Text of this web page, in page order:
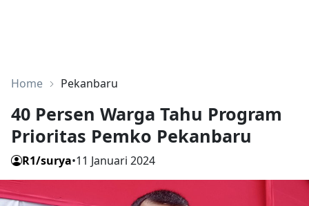
Home Pekanbaru
40 Persen Warga Tahu Program
Prioritas Pemko Pekanbaru
R1/surya•11 Januari 2024